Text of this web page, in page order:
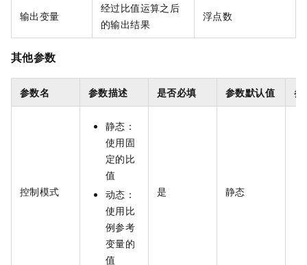
输出变量
经过比值运算之后
的输出结果
浮点数
其他参数
参数名 参数描述 是否必填 参数默认值 参
控制模式
静态：
使用固
定的比
值
动态：
使用比
例参考
变量的
值
是 静态